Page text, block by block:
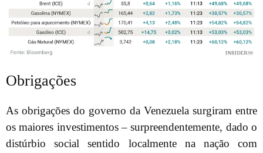
Obrigações
As obrigações do governo da Venezuela surgiram entre
os maiores investimentos – surpreendentemente, dado o
distúrbio social sentido localmente na nação com